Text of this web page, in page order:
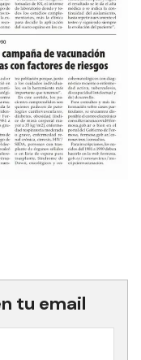
tu email